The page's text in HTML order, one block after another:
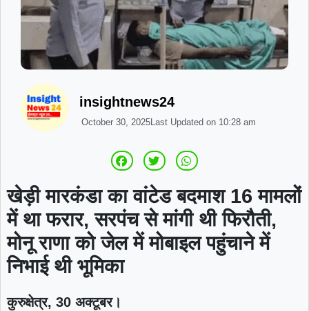
insightnews24
October 30, 2025Last Updated on 10:28 am
खेड़ी मारकंडा का वांटेड बदमाश 16 मामलों
में था फरार, सरपंच से मांगी थी फिरौती,
मोनू राणा को जेल में मोबाइल पहुंचाने में
निभाई थी भूमिका
कुरुक्षेत्र, 30 अक्टूबर।